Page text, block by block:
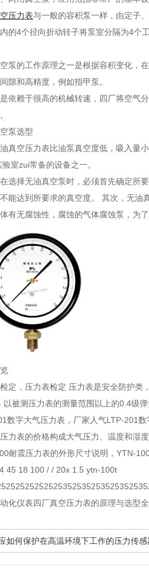
压力表与一般的容积泵一样，由定子
的4个径向折动转子将泵室分隔为4个
泵的工作原理之一是根据容积变化，
隙和高精度，例如指甲泵。
依赖于很高的机械转速，四厂将空气
泵选型
真空压力表比油泵真空度低，吸入量
室zui常备的设备之一。
选择无油真空泵时，必须首先确定所
能达到所要求的真空度。 其次，无
有无腐蚀性，腐蚀的气体腐蚀泵，为
定 ，压力表检定 压力表是安全防护
以被测压力表的测量范围以上的0.4级弹
数字大气压力表，厂家人气LTP-201数
力表的价格构成大气压力、温度和湿
耐震压力表的外形尺寸说明 ，YTN-
45 18 100 / / 20x 1.5 ytn-100t
动化仪表四厂真空压力表的原理与选型
如何保护在高温环境下工作的压力传感